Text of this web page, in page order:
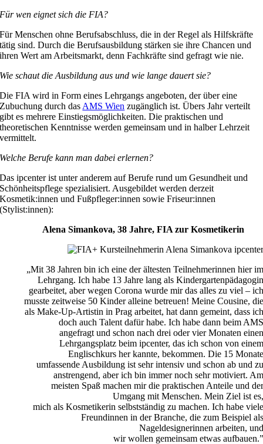
Für wen eignet sich die FIA?
Für Menschen ohne Berufsabschluss, die in der Regel als Hilfskräfte
tätig sind. Durch die Berufsausbildung stärken sie ihre Chancen und
ihren Wert am Arbeitsmarkt, denn Fachkräfte sind gefragt wie nie.
Wie schaut die Ausbildung aus und wie lange dauert sie?
Die FIA wird in Form eines Lehrgangs angeboten, der über eine
Zubuchung durch das AMS Wien zugänglich ist. Übers Jahr verteilt
gibt es mehrere Einstiegsmöglichkeiten. Die praktischen und
theoretischen Kenntnisse werden gemeinsam und in halber Lehrzeit
vermittelt.
Welche Berufe kann man dabei erlernen?
Das ipcenter ist unter anderem auf Berufe rund um Gesundheit und
Schönheitspflege spezialisiert. Ausgebildet werden derzeit
Kosmetik:innen und Fußpfleger:innen sowie Friseur:innen
(Stylist:innen):
Alena Simankova, 38 Jahre, FIA zur Kosmetikerin
„Mit 38 Jahren bin ich eine der ältesten Teilnehmerinnen hier im
Lehrgang. Ich habe 13 Jahre lang als Kindergartenpädagogin
gearbeitet, aber wegen Corona wurde mir das alles zu viel – ich
musste zeitweise 50 Kinder alleine betreuen! Meine Cousine, die
als Make-Up-Artistin in Prag arbeitet, hat dann gemeint, dass ich
doch auch Talent dafür habe. Ich habe dann beim AMS
angefragt und schon nach drei oder vier Monaten einen
Lehrgangsplatz beim ipcenter, das ich schon von einem
Englischkurs her kannte, bekommen. Die 15 Monate
umfassende Ausbildung ist sehr intensiv und schon ab und zu
anstrengend, aber ich bin immer noch sehr motiviert. Am
meisten Spaß machen mir die praktischen Anteile und der
Umgang mit Menschen. Mein Ziel ist es,
mich als Kosmetikerin selbstständig zu machen. Ich habe viele
Freundinnen in der Branche, die zum Beispiel als
Nageldesignerinnen arbeiten, und
wir wollen gemeinsam etwas aufbauen.”